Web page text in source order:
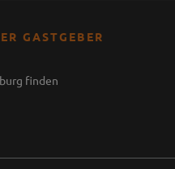
GASTGEBER
finden